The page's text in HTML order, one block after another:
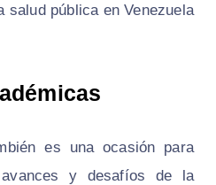
salud pública en Venezuela.
es una ocasión para
y desafíos de la